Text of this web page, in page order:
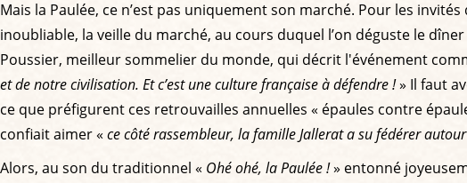
Mais la Paulée, ce n’est pas uniquement son marché. Pour les
inoubliable, la veille du marché, au cours duquel l’on déguste le
Poussier, meilleur sommelier du monde, qui décrit l'événement
et de notre civilisation. Et c’est une culture française à défendre !» Il faut
ce que préfigurent ces retrouvailles annuelles « épaules contre
confiait aimer «ce côté rassembleur, la famille Jallerat a su fédérer
Alors, au son du traditionnel « Ohé ohé, la Paulée !» entonné